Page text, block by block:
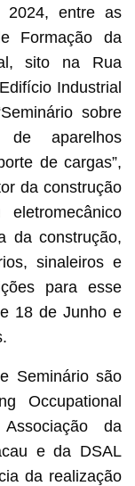
entre as
Formação da
sito na Rua
Industrial
sobre
de aparelhos
de cargas”,
da construção
da construção,
sinaleiros e
para esse
18 de Junho e
Seminário são
Occupational
da
e da DSAL
da realização